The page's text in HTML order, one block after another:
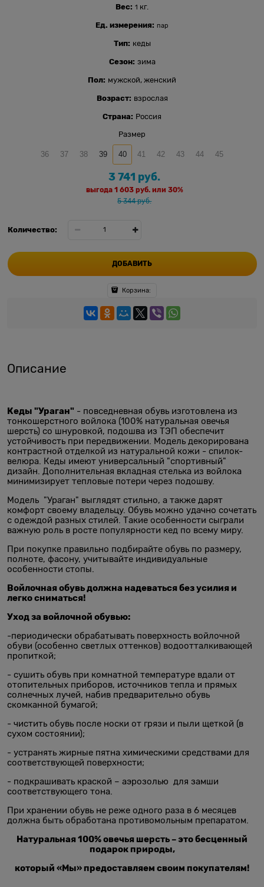
Вес: 1 кг.
Ед. измерения: пар
Тип: кеды
Сезон: зима
Пол: мужской, женский
Возраст: взрослая
Страна: Россия
Размер
36 37 38 39 40 41 42 43 44 45
5 344 руб.
3 741 руб.
выгода 1 603 руб.или 30%
Количество:
ДОБАВИТЬ
Корзина:
Описание
Кеды "Ураган" - повседневная обувь изготовлена из
тонкошерстного войлока (100% натуральная овечья
шерсть) со шнуровкой, подошва из ТЭП обеспечит
устойчивость при передвижении. Модель декорирована
контрастной отделкой из натуральной кожи - спилок-
велюра. Кеды имеют универсальный "спортивный"
дизайн. Дополнительная вкладная стелька из войлока
минимизирует тепловые потери через подошву.
Модель "Ураган" выглядят стильно, а также дарят
комфорт своему владельцу. Обувь можно удачно сочетать
с одеждой разных стилей. Такие особенности сыграли
важную роль в росте популярности кед по всему миру.
При покупке правильно подбирайте обувь по размеру,
полноте, фасону, учитывайте индивидуальные
особенности стопы.
Войлочная обувь должна надеваться без усилия и
легко сниматься!
Уход за войлочной обувью:
-периодически обрабатывать поверхность войлочной
обуви (особенно светлых оттенков) водоотталкивающей
пропиткой;
- сушить обувь при комнатной температуре вдали от
отопительных приборов, источников тепла и прямых
солнечных лучей, набив предварительно обувь
скомканной бумагой;
- чистить обувь после носки от грязи и пыли щеткой (в
сухом состоянии);
- устранять жирные пятна химическими средствами для
соответствующей поверхности;
- подкрашивать краской – аэрозолью для замши
соответствующего тона.
При хранении обувь не реже одного раза в 6 месяцев
должна быть обработана противомольным препаратом.
Натуральная 100% овечья шерсть – это бесценный
подарок природы,
который «Мы» предоставляем своим покупателям!